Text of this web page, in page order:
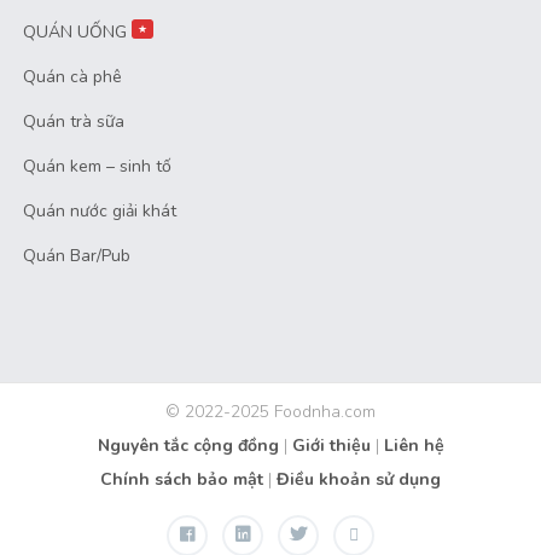
QUÁN UỐNG
★
Quán cà phê
Quán trà sữa
Quán kem – sinh tố
Quán nước giải khát
Quán Bar/Pub
© 2022-2025 Foodnha.com
Nguyên tắc cộng đồng | Giới thiệu | Liên hệ
Chính sách bảo mật | Điều khoản sử dụng